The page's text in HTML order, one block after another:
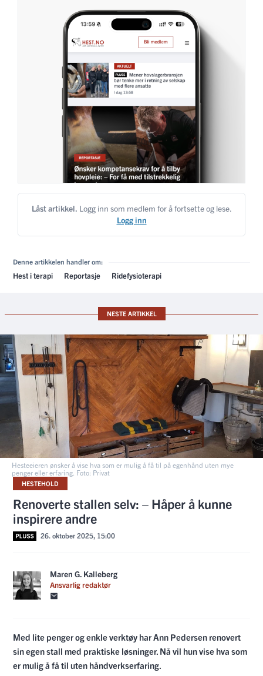
Låst artikkel. Logg inn som medlem for å fortsette og lese.
Logg inn
Denne artikkelen handler om:
Hest i terapi Reportasje Ridefysioterapi
NESTE ARTIKKEL
Hesteeieren ønsker å vise hva som er mulig å få til på egenhånd uten mye
penger eller erfaring. Foto: Privat
HESTEHOLD
Renoverte stallen selv: – Håper å kunne
inspirere andre
26. oktober 2025, 15:00
Maren G. Kalleberg
Ansvarlig redaktør
Med lite penger og enkle verktøy har Ann Pedersen renovert
sin egen stall med praktiske løsninger. Nå vil hun vise hva som
er mulig å få til uten håndverkserfaring.